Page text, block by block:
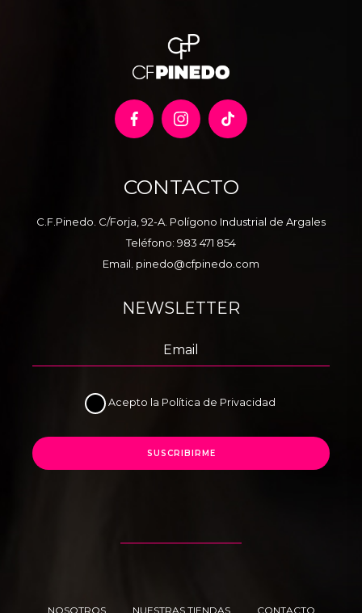
CONTACTO
C.F.Pinedo. C/Forja, 92-A. Polígono Industrial de Argales
Teléfono: 983 471 854
Email. pinedo@cfpinedo.com
NEWSLETTER
Acepto la Política de Privacidad
SUSCRIBIRME
NOSOTROS NUESTRAS TIENDAS CONTACTO